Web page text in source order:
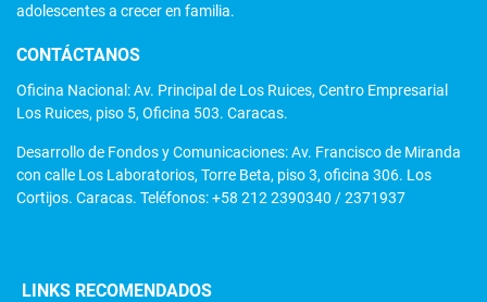
adolescentes a crecer en familia.
CONTÁCTANOS
Oficina Nacional: Av. Principal de Los Ruices, Centro Empresarial
Los Ruices, piso 5, Oficina 503. Caracas.
Desarrollo de Fondos y Comunicaciones: Av. Francisco de Miranda
con calle Los Laboratorios, Torre Beta, piso 3, oficina 306. Los
Cortijos. Caracas. Teléfonos: +58 212 2390340 / 2371937
LINKS RECOMENDADOS